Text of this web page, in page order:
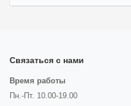
Связаться с нами
Время работы
Пн.-Пт. 10.00-19.00